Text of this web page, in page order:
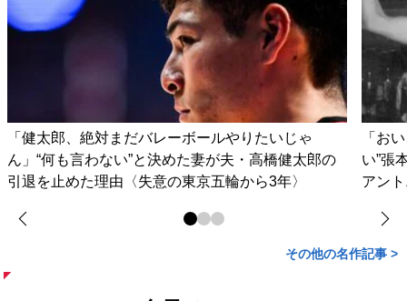
「健太郎、絶対まだバレーボールやりたいじゃ
ん」“何も言わない”と決めた妻が夫・高橋健太郎の
引退を止めた理由〈失意の東京五輪から3年〉
「お
い”張
アン
その他の名作記事 >